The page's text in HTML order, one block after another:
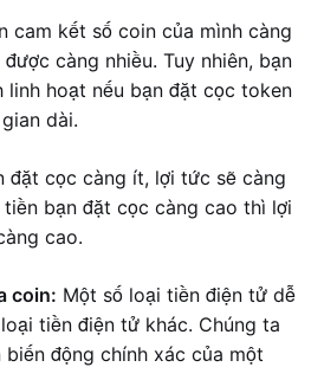
cam kết số coin của mình càng
càng nhiều. Tuy nhiên, bạn
linh hoạt nếu bạn đặt cọc token
dài.
đặt cọc càng ít, lợi tức sẽ càng
tiền bạn đặt cọc càng cao thì lợi
cao.
coin: Một số loại tiền điện tử dễ
tiền điện tử khác. Chúng ta
động chính xác của một